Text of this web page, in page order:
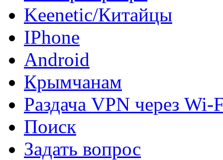
Keenetic/Китайцы
IPhone
Android
Крымчанам
Раздача VPN через Wi-
Поиск
Задать вопрос